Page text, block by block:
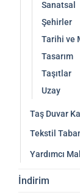
Sanatsal
Şehirler
Tarihi ve
Tasarım
Taşıtlar
Uzay
Taş Duvar
Tekstil
Yardımcı
İndirim